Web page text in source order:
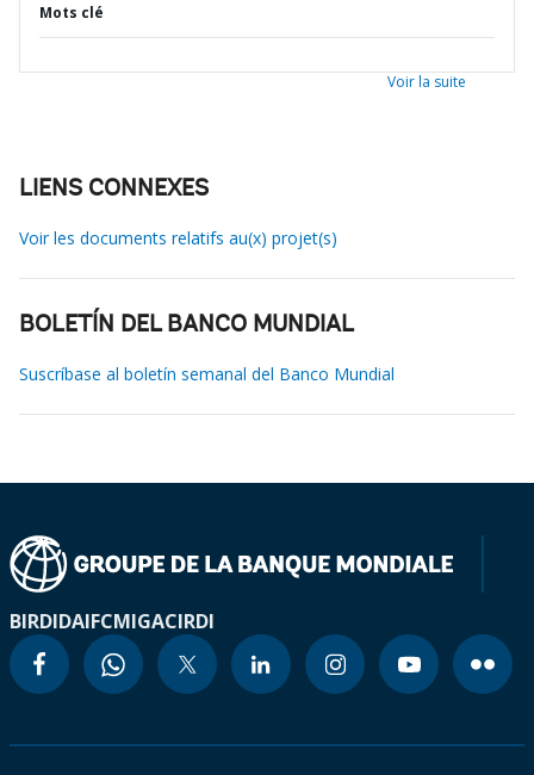
Mots clé
Voir la suite
LIENS CONNEXES
Voir les documents relatifs au(x) projet(s)
BOLETÍN DEL BANCO MUNDIAL
Suscríbase al boletín semanal del Banco Mundial
BIRDIDAIFCMIGACIRDI